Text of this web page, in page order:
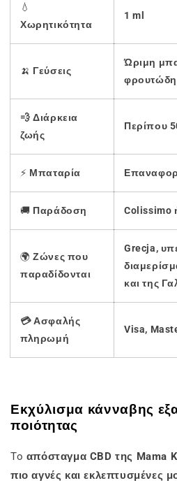
💧
Χωρητικότητα
1 ml
🍌 Γεύσεις
Ώριμη
💨 Διάρκεια
ζωής
Περίπου
⚡ Μπαταρία
🚚 Παράδοση Colissimo
🌍Ζώνες που
παραδίδονται
Grecja,
και της
💳 Ασφαλής
πληρωμή
Visa,
Εκχύλισμα κάνναβης
ποιότητας
Το απόσταγμα CBD της Mama
πιο αγνές και εκλεπτυσμένες